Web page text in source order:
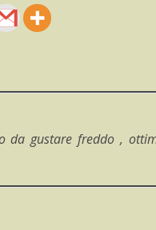
da gustare freddo ,